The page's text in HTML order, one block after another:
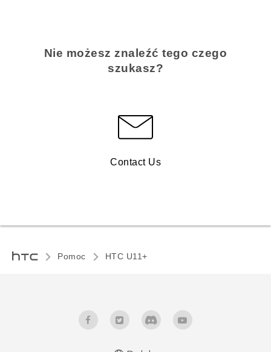
Nie możesz znaleźć tego czego
szukasz?
Contact Us
Pomoc HTC U11+‎